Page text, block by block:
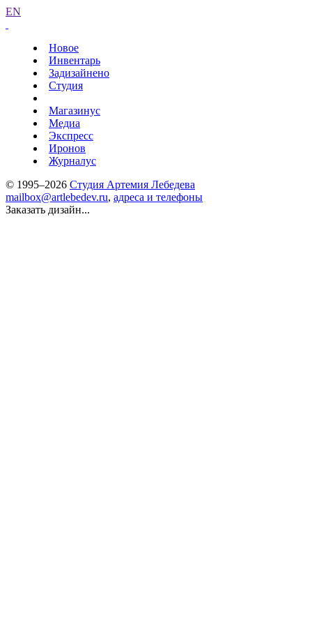
EN
Новое
Инвентарь
Задизайнено
Студия
Магазинус
Медиа
Экспресс
Иронов
Журналус
© 1995–2026 Студия Артемия Лебедева
mailbox@artlebedev.ru, адреса и телефоны
Заказать дизайн...